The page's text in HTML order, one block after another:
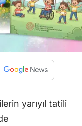
yarıyıl tatili